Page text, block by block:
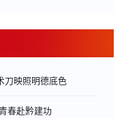
刀映照明德底色
春赴黔建功